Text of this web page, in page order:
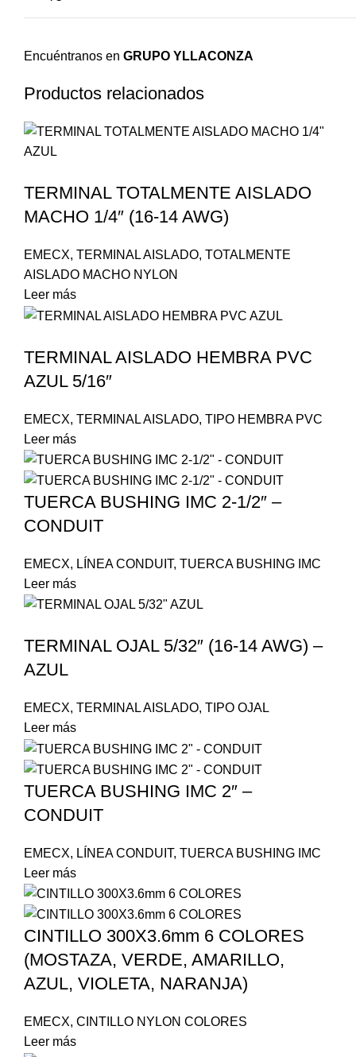
Encuéntranos en GRUPO YLLACONZA
Productos relacionados
TERMINAL TOTALMENTE AISLADO
MACHO 1/4″ (16-14 AWG)
EMECX, TERMINAL AISLADO, TOTALMENTE
AISLADO MACHO NYLON
Leer más
TERMINAL AISLADO HEMBRA PVC
AZUL 5/16″
EMECX, TERMINAL AISLADO, TIPO HEMBRA PVC
Leer más
TUERCA BUSHING IMC 2-1/2″ –
CONDUIT
EMECX, LÍNEA CONDUIT, TUERCA BUSHING IMC
Leer más
TERMINAL OJAL 5/32″ (16-14 AWG) –
AZUL
EMECX, TERMINAL AISLADO, TIPO OJAL
Leer más
TUERCA BUSHING IMC 2″ –
CONDUIT
EMECX, LÍNEA CONDUIT, TUERCA BUSHING IMC
Leer más
CINTILLO 300X3.6mm 6 COLORES
(MOSTAZA, VERDE, AMARILLO,
AZUL, VIOLETA, NARANJA)
EMECX, CINTILLO NYLON COLORES
Leer más